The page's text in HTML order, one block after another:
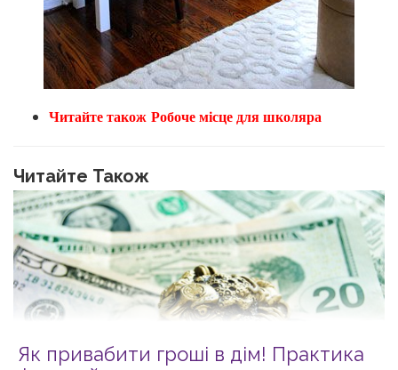
Читайте також Робоче місце для школяра
Читайте Також
Як привабити гроші в дім! Практика